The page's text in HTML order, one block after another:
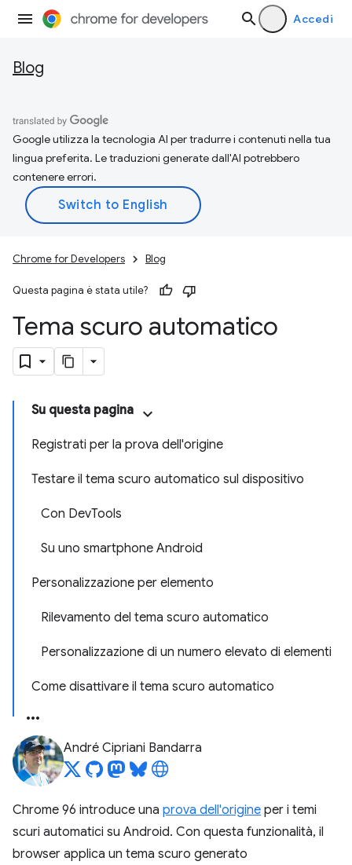
Accedi
Blog
Google utilizza la tecnologia AI per tradurre i contenuti nella tua
lingua preferita. Le traduzioni generate dall'AI potrebbero
contenere errori.
Chrome for Developers Blog
Questa pagina è stata utile?
Tema scuro automatico
Su questa pagina
Registrati per la prova dell'origine
Testare il tema scuro automatico sul dispositivo
Con DevTools
Su uno smartphone Android
Personalizzazione per elemento
Rilevamento del tema scuro automatico
Personalizzazione di un numero elevato di elementi
Come disattivare il tema scuro automatico
André Cipriani Bandarra
Chrome 96 introduce una prova dell'origine per i temi
scuri automatici su Android. Con questa funzionalità, il
browser applica un tema scuro generato